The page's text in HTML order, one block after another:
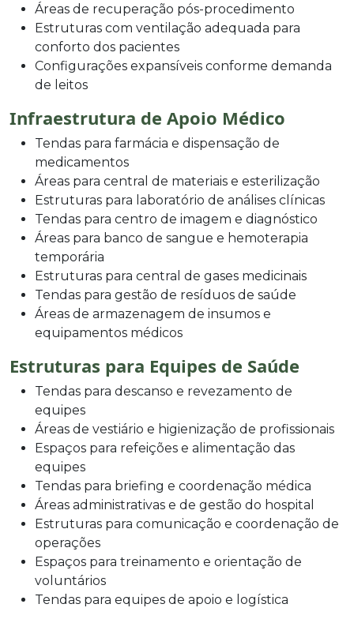
Áreas de recuperação pós-procedimento
Estruturas com ventilação adequada para
conforto dos pacientes
Configurações expansíveis conforme demanda
de leitos
Infraestrutura de Apoio Médico
Tendas para farmácia e dispensação de
medicamentos
Áreas para central de materiais e esterilização
Estruturas para laboratório de análises clínicas
Tendas para centro de imagem e diagnóstico
Áreas para banco de sangue e hemoterapia
temporária
Estruturas para central de gases medicinais
Tendas para gestão de resíduos de saúde
Áreas de armazenagem de insumos e
equipamentos médicos
Estruturas para Equipes de Saúde
Tendas para descanso e revezamento de
equipes
Áreas de vestiário e higienização de profissionais
Espaços para refeições e alimentação das
equipes
Tendas para briefing e coordenação médica
Áreas administrativas e de gestão do hospital
Estruturas para comunicação e coordenação de
operações
Espaços para treinamento e orientação de
voluntários
Tendas para equipes de apoio e logística